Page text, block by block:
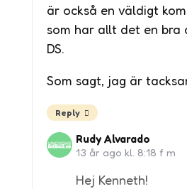
är också en väldigt
som har allt det en bra
DS.
Som sagt, jag är
Reply
Rudy Alvarado
13 år ago kl. 8:18 f m
Hej Kenneth!